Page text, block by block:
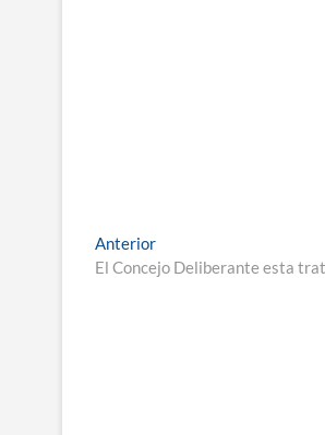
Navegación
de
AnteriorEntrada
anterior:
El Concejo Deliberante esta